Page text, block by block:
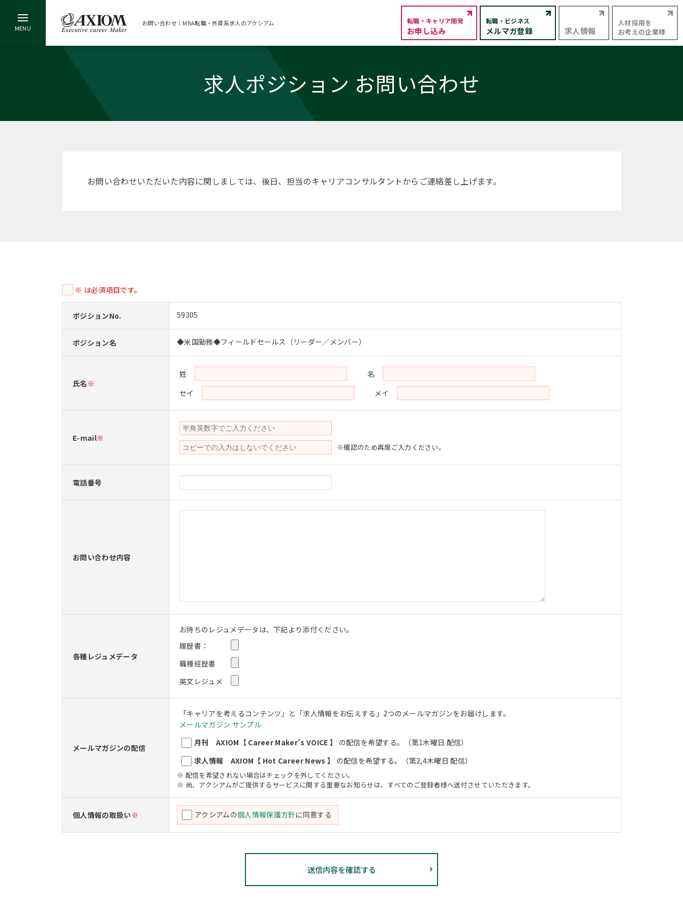
お問い合わせ｜MBA転職・外資系求人のアクシアム 転職・キャリア開発
お申し込み
転職・ビジネス
メルマガ登録 求人情報
人材採用を
お考えの企業様
求人ポジション お問い合わせ
お問い合わせいただいた内容に関しましては、後日、担当のキャリアコンサルタントからご連絡差し上げます。
※ は必須項目です。
ポジションNo. 59305
ポジション名 ◆米国勤務◆フィールドセールス（リーダー／メンバー）
氏名 ※
姓
名
セイ
メイ
E-mail※
※確認のため再度ご入力ください。
電話番号
お問い合わせ内容
各種レジュメデータ
お持ちのレジュメデータは、下記より添付ください。
履歴書：
職種経歴書
英文レジュメ
メールマガジンの配信
「キャリアを考えるコンテンツ」と「求人情報をお伝えする」2つのメールマガジンをお届けします。
メールマガジン サンプル
月刊 AXIOM【 Career Maker’s VOICE 】
の配信を希望する。（第1木曜日 配信）
求人情報 AXIOM【 Hot Career News 】
の配信を希望する。（第2,4木曜日 配信）
※ 配信を希望されない場合はチェックを外してください。
※ 尚、アクシアムがご提供するサービスに関する重要なお知らせは、すべてのご登録者様へ送付させていただきます。
個人情報の取扱い※ アクシアムの個人情報保護方針に同意する